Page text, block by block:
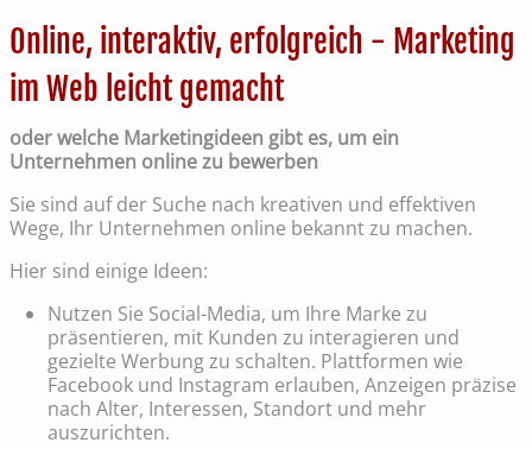
Online, interaktiv, erfolgreich - Marketing
im Web leicht gemacht
oder welche Marketingideen gibt es, um ein
Unternehmen online zu bewerben
Sie sind auf der Suche nach kreativen und effektiven
Wege, Ihr Unternehmen online bekannt zu machen.
Hier sind einige Ideen:
Nutzen Sie Social-Media, um Ihre Marke zu
präsentieren, mit Kunden zu interagieren und
gezielte Werbung zu schalten. Plattformen wie
Facebook und Instagram erlauben, Anzeigen präzise
nach Alter, Interessen, Standort und mehr
auszurichten.